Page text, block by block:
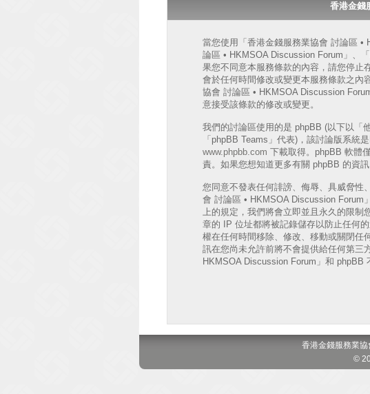
香港金錢
當您使用「香港金錢服務業協會 討論區
論區 • HKMSOA Discussion Forum」、
果您不同意本服務條款的內容，請您停止
會於任何時間修改或變更本服務條款之內
協會 討論區 • HKMSOA Discussion
意接受該條款的修改或變更。
我們的討論區使用的是 phpBB (以下以「
「phpBB Teams」代表)，該討論版系統是
www.phpbb.com 下載取得。phpBB 軟體
責。如果您想知道更多有關 phpBB 的資訊
您同意不發表任何誹謗、侮辱、具威脅性
會 討論區 • HKMSOA Discussion Forum
上的規定，我們將會立即並且永久的限制
章的 IP 位址都將被記錄儲存以防止任何
權在任何時間移除、修改、移動或關閉任
訊在您尚未允許前將不會提供給任何第三
HKMSOA Discussion Forum」和 phpBB
香港金錢服務業協
©